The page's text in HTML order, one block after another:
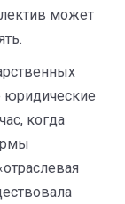
может
юридические
когда